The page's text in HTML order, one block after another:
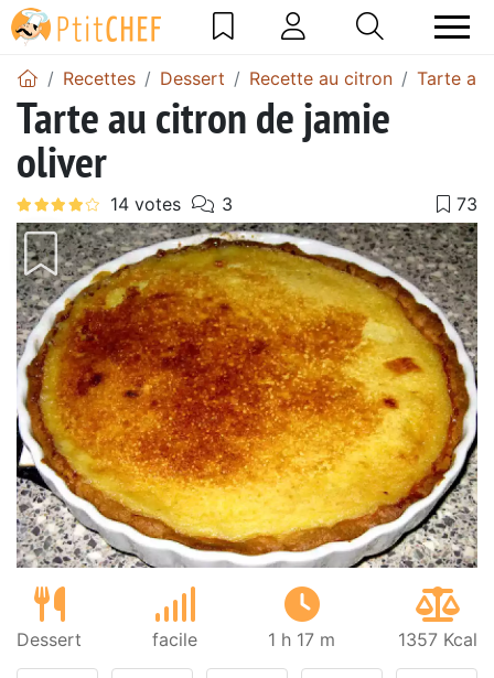
Recettes Dessert Recette au citron Tarte au
Tarte au citron de jamie
oliver
Dessert facile 1 h 17 m 1357 Kcal